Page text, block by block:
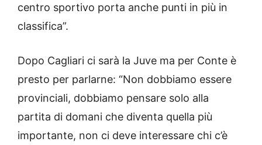
centro sportivo porta anche punti in più in
classifica”.
Dopo Cagliari ci sarà la Juve ma per Conte è
presto per parlarne: “Non dobbiamo essere
provinciali, dobbiamo pensare solo alla
partita di domani che diventa quella più
importante, non ci deve interessare chi c’è